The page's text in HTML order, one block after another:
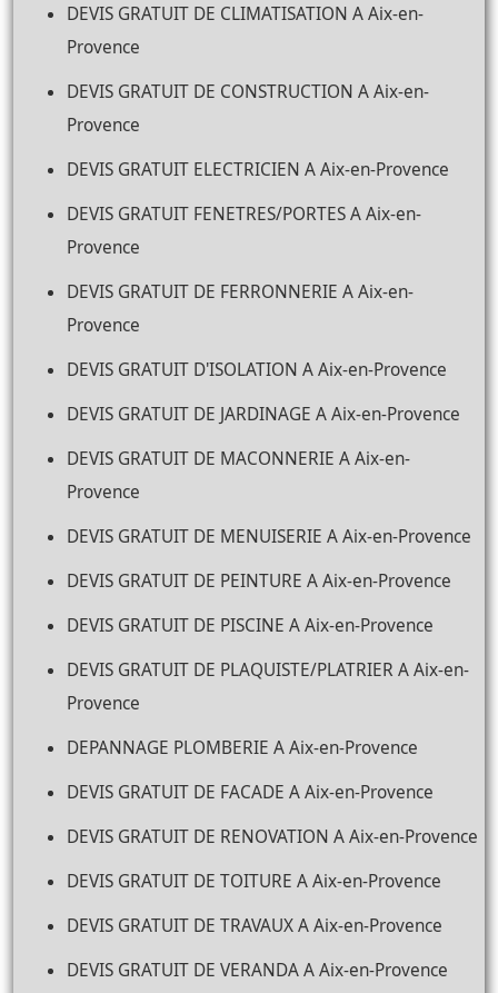
DEVIS GRATUIT DE CLIMATISATION A Aix-en-
Provence
DEVIS GRATUIT DE CONSTRUCTION A Aix-en-
Provence
DEVIS GRATUIT ELECTRICIEN A Aix-en-Provence
DEVIS GRATUIT FENETRES/PORTES A Aix-en-
Provence
DEVIS GRATUIT DE FERRONNERIE A Aix-en-
Provence
DEVIS GRATUIT D'ISOLATION A Aix-en-Provence
DEVIS GRATUIT DE JARDINAGE A Aix-en-Provence
DEVIS GRATUIT DE MACONNERIE A Aix-en-
Provence
DEVIS GRATUIT DE MENUISERIE A Aix-en-Provence
DEVIS GRATUIT DE PEINTURE A Aix-en-Provence
DEVIS GRATUIT DE PISCINE A Aix-en-Provence
DEVIS GRATUIT DE PLAQUISTE/PLATRIER A Aix-en-
Provence
DEPANNAGE PLOMBERIE A Aix-en-Provence
DEVIS GRATUIT DE FACADE A Aix-en-Provence
DEVIS GRATUIT DE RENOVATION A Aix-en-Provence
DEVIS GRATUIT DE TOITURE A Aix-en-Provence
DEVIS GRATUIT DE TRAVAUX A Aix-en-Provence
DEVIS GRATUIT DE VERANDA A Aix-en-Provence